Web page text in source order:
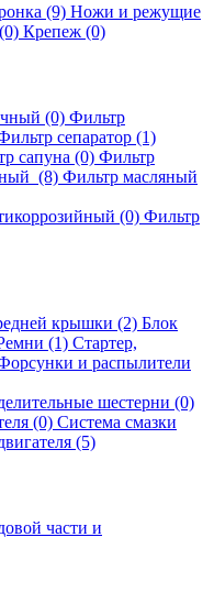
(9) Ножи и режущие
Крепеж (0)
(0) Фильтр
сепаратор (1)
сапуна (0) Фильтр
(8) Фильтр масляный
(0) Фильтр
крышки (2) Блок
(1) Стартер,
и распылители
шестерни (0)
(0) Система смазки
(5)
части и